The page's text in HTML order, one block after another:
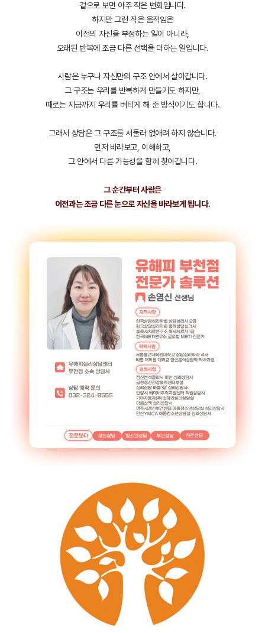
겉으로 보면 아주 작은 변화입니다.
하지만 그런 작은 움직임은
이전의 자신을 부정하는 일이 아니라,
오래된 반복에 조금 다른 선택을 더하는 일입니다.
사람은 누구나 자신만의 구조 안에서 살아갑니다.
그 구조는 우리를 반복하게 만들기도 하지만,
때로는 지금까지 우리를 버티게 해 준 방식이기도 합니다.
그래서 상담은 그 구조를 서둘러 없애려 하지 않습니다.
먼저 바라보고, 이해하고,
그 안에서 다른 가능성을 함께 찾아갑니다.
그 순간부터 사람은
이전과는 조금 다른 눈으로 자신을 바라보게 됩니다.